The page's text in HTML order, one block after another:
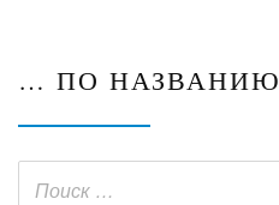
… ПО НАЗВАНИЮ